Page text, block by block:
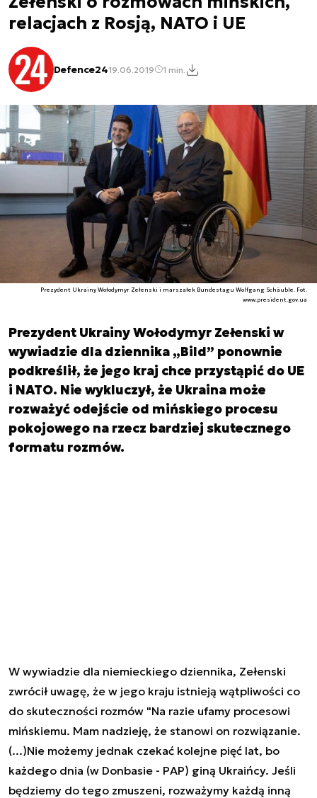
relacjach z Rosją, NATO i UE
Defence2419.06.2019 1 min.
Prezydent Ukrainy Wołodymyr Zełenski i marszałek Bundestagu Wolfgang Schäuble. Fot.
www.president.gov.ua
Prezydent Ukrainy Wołodymyr Zełenski w
wywiadzie dla dziennika „Bild” ponownie
podkreślił, że jego kraj chce przystąpić do UE
i NATO. Nie wykluczył, że Ukraina może
rozważyć odejście od mińskiego procesu
pokojowego na rzecz bardziej skutecznego
formatu rozmów.
W wywiadzie dla niemieckiego dziennika, Zełenski
zwrócił uwagę, że w jego kraju istnieją wątpliwości co
do skuteczności rozmów "Na razie ufamy procesowi
mińskiemu. Mam nadzieję, że stanowi on rozwiązanie.
(...)Nie możemy jednak czekać kolejne pięć lat, bo
każdego dnia (w Donbasie - PAP) giną Ukraińcy. Jeśli
będziemy do tego zmuszeni, rozważymy każdą inną